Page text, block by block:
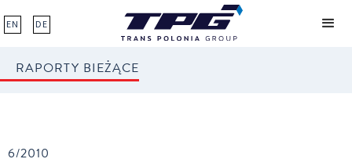
EN DE
RAPORTY BIEŻĄCE
6/2010